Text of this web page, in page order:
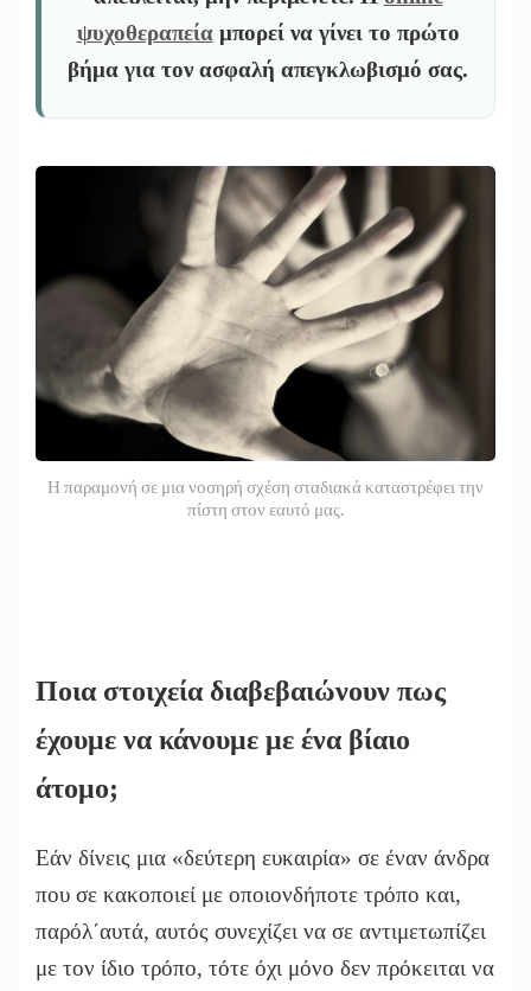
ψυχοθεραπείαμπορεί να γίνει το πρώτο
βήμα για τον ασφαλή απεγκλωβισμό σας.
Η παραμονή σε μια νοσηρή σχέση σταδιακά καταστρέφει την
πίστη στον εαυτό μας.
Ποια στοιχεία διαβεβαιώνουν πως
έχουμε να κάνουμε με ένα βίαιο
άτομο;
Εάν δίνεις μια «δεύτερη ευκαιρία» σε έναν άνδρα
που σε κακοποιεί με οποιονδήποτε τρόπο και,
παρόλ΄αυτά, αυτός συνεχίζει να σε αντιμετωπίζει
με τον ίδιο τρόπο, τότε όχι μόνο δεν πρόκειται να